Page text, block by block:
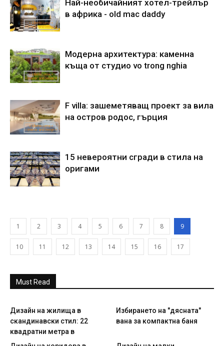
Най-необичайният хотел-трейлър
в африка - old mac daddy
Модерна архитектура: каменна
къща от студио vo trong nghia
F villa: зашеметяващ проект за вила
на остров родос, гърция
15 невероятни сгради в стила на
оригами
1 2 3 4 5 6 7 8 9
10 11 12 13 14 15 16 17
Must Read
Дизайн на жилища в
скандинавски стил: 22
квадратни метра в
Избирането на "дясната"
вана за компактна баня